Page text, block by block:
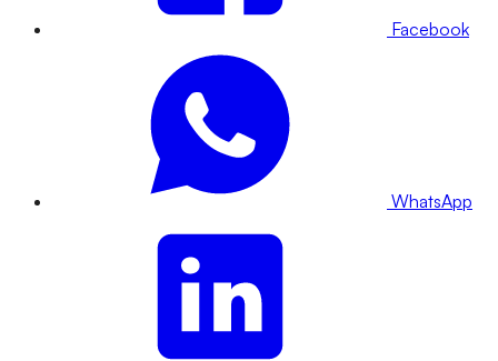
Facebook
WhatsApp